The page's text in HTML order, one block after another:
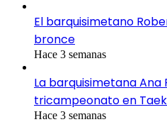
El barquisimetano
bronce
Hace 3 semanas
La barquisimetana Ana
tricampeonato en
Hace 3 semanas